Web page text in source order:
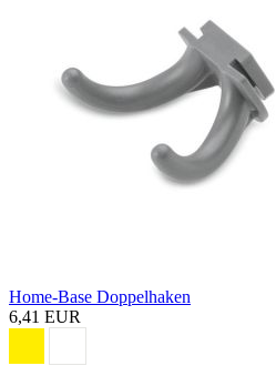
Home-Base Doppelhaken
6,41 EUR